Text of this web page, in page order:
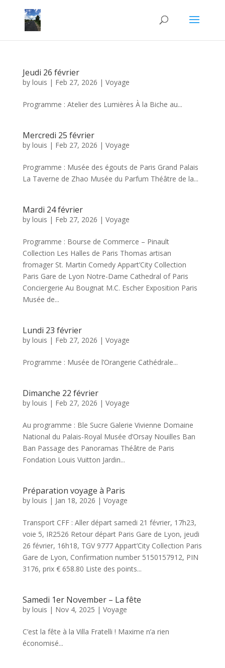
Jeudi 26 février
by louis | Feb 27, 2026 | Voyage
Programme : Atelier des Lumières À la Biche au...
Mercredi 25 février
by louis | Feb 27, 2026 | Voyage
Programme : Musée des égouts de Paris Grand Palais
La Taverne de Zhao Musée du Parfum Théâtre de la...
Mardi 24 février
by louis | Feb 27, 2026 | Voyage
Programme : Bourse de Commerce – Pinault
Collection Les Halles de Paris Thomas artisan
fromager St. Martin Comedy Appart’City Collection
Paris Gare de Lyon Notre-Dame Cathedral of Paris
Conciergerie Au Bougnat M.C. Escher Exposition Paris
Musée de...
Lundi 23 février
by louis | Feb 27, 2026 | Voyage
Programme : Musée de l’Orangerie Cathédrale...
Dimanche 22 février
by louis | Feb 27, 2026 | Voyage
Au programme : Ble Sucre Galerie Vivienne Domaine
National du Palais-Royal Musée d’Orsay Nouilles Ban
Ban Passage des Panoramas Théâtre de Paris
Fondation Louis Vuitton Jardin...
Préparation voyage à Paris
by louis | Jan 18, 2026 | Voyage
Transport CFF : Aller départ samedi 21 février, 17h23,
voie 5, IR2526 Retour départ Paris Gare de Lyon, jeudi
26 février, 16h18, TGV 9777 Appart’City Collection Paris
Gare de Lyon, Confirmation number 5150157912, PIN
3176, prix € 658.80 Liste des points...
Samedi 1er November – La fête
by louis | Nov 4, 2025 | Voyage
C’est la fête à la Villa Fratelli ! Maxime n’a rien
économisé...